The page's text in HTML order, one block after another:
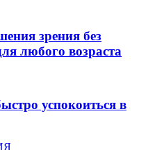
зрения без
любого возраста
успокоиться в